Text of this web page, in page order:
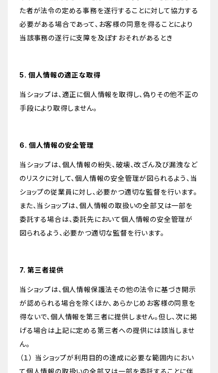
た者が法令の定める事務を遂行することに対して協力する
必要がある場合であって、お客様の同意を得ることにより
当該事務の遂行に支障を及ぼすおそれがあるとき
5. 個人情報の適正な取得
当ショップは、適正に個人情報を取得し、偽りその他不正の
手段により取得しません。
6. 個人情報の安全管理
当ショップは、個人情報の紛失、破壊、改ざん及び漏洩など
のリスクに対して、個人情報の安全管理が図られるよう、当
ショップの従業員に対し、必要かつ適切な監督を行います。
また、当ショップは、個人情報の取扱いの全部又は一部を
委託する場合は、委託先において個人情報の安全管理が
図られるよう、必要かつ適切な監督を行います。
7. 第三者提供
当ショップは、個人情報保護法その他の法令に基づき開示
が認められる場合を除くほか、あらかじめお客様の同意を
得ないで、個人情報を第三者に提供しません。但し、次に掲
げる場合は上記に定める第三者への提供には該当しませ
ん。
（１） 当ショップが利用目的の達成に必要な範囲内におい